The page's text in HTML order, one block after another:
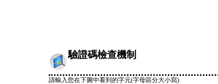
驗證碼檢查機制
請輸入您在下圖中看到的字元(字母區分大小寫)